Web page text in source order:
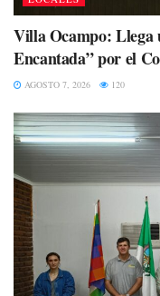
Villa Ocampo: Llega
Encantada” por el
AGOSTO 7, 2026 120